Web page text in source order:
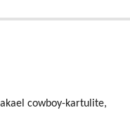
cowboy-kartulite,